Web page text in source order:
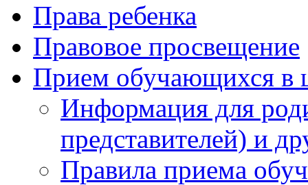
Права ребенка
Правовое просвещение
Прием обучающихся в
Информация для
представителей) и
Правила приема